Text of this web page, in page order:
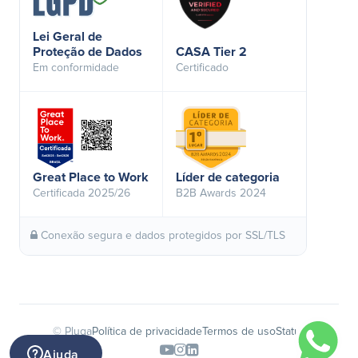
Lei Geral de
Proteção de Dados
Em conformidade
CASA Tier 2
Certificado
Great Place to Work
Certificada 2025/26
Líder de categoria
B2B Awards 2024
Conexão segura e dados protegidos por SSL/TLS
© PlugaPolítica de privacidadeTermos de usoStatus
Ajuda